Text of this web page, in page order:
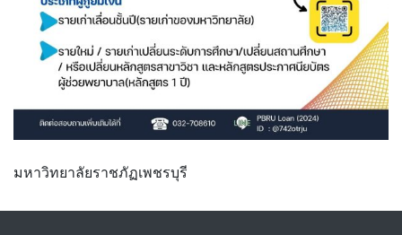
มหาวิทยาลัยราชภัฏเพชรบุรี